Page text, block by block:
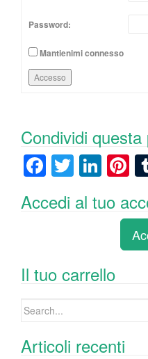
Password:
Mantienimi connesso
Accesso
Condividi questa
F
c
o
o
k
T
wi
tt
Li
k
n
Pi
e
st
Accedi al tuo
Il tuo carrello
Search
Articoli recenti